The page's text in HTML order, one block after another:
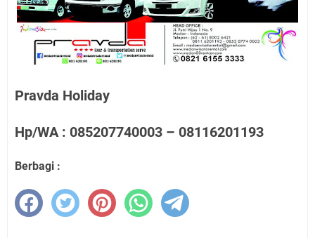
Pravda Holiday
Hp/WA : 085207740003 – 08116201193
Berbagi :